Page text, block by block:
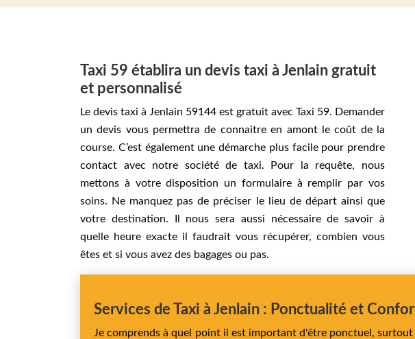
Taxi 59 établira un devis taxi à Jenlain gratuit
et personnalisé
Le devis taxi à Jenlain 59144 est gratuit avec Taxi 59. Demander
un devis vous permettra de connaitre en amont le coût de la
course. C’est également une démarche plus facile pour prendre
contact avec notre société de taxi. Pour la requête, nous
mettons à votre disposition un formulaire à remplir par vos
soins. Ne manquez pas de préciser le lieu de départ ainsi que
votre destination. Il nous sera aussi nécessaire de savoir à
quelle heure exacte il faudrait vous récupérer, combien vous
êtes et si vous avez des bagages ou pas.
Services de Taxi à Jenlain : Ponctualité et
Je comprends à quel point il est important d'être ponctuel,